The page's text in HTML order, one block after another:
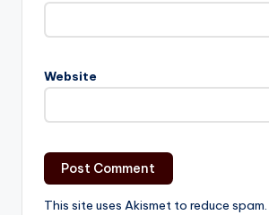
Website
This site uses Akismet to reduce spam.